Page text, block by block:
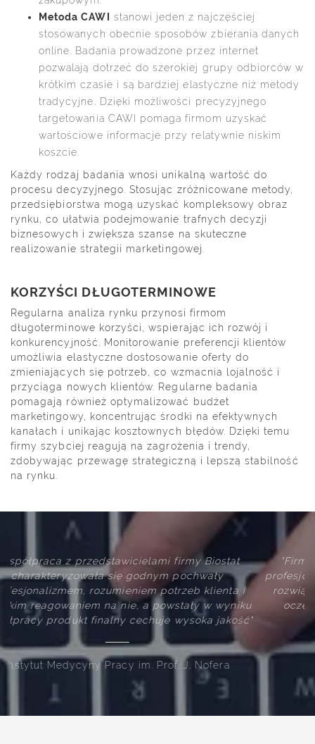
Metoda CAWI stanowi jeden z najczęściej
stosowanych obecnie sposobów zbierania danych
online. Badania prowadzone przez internet
pozwalają dotrzeć do szerokiej grupy odbiorców w
krótkim czasie i są bardziej elastyczne niż metody
tradycyjne. Dzięki możliwości precyzyjnego
targetowania CAWI pomaga firmom uzyskać
wartościowe informacje przy relatywnie niskim
koszcie.
Każdy rodzaj badania wnosi unikalną wartość do
procesu decyzyjnego. Stosując zróżnicowane metody,
przedsiębiorstwa mogą uzyskać kompleksowy obraz
rynku, co ułatwia podejmowanie trafnych decyzji
biznesowych i zwiększa szanse na skuteczne
realizowanie strategii marketingowej.
KORZYŚCI DŁUGOTERMINOWE
Regularna analiza rynku przynosi firmom
długoterminowe korzyści, wspierając ich rozwój i
konkurencyjność. Monitorowanie preferencji klientów
umożliwia elastyczne dostosowanie oferty do
zmieniających się potrzeb, co wzmacnia lojalność i
przyciąga nowych klientów. Regularne badania
pomagają również optymalizować budżet
marketingowy, koncentrując środki na efektywnych
kanałach i unikając kosztownych błędów. Dzięki temu
firmy szybciej reagują na zagrożenia i trendy,
zdobywając przewagę strategiczną i lepszą stabilność
na rynku.
"Firma Biostat wywiązuje się z swoich zobowiązań
profesjonalnie i terminowo. Zaproponowane przez firmę
rozwiązania techniczne i logistyczne spełniają nasze
oczekiwania merytoryczne oraz są intuicyjne dla
użytkownika systemu"
Mundipharma Polska